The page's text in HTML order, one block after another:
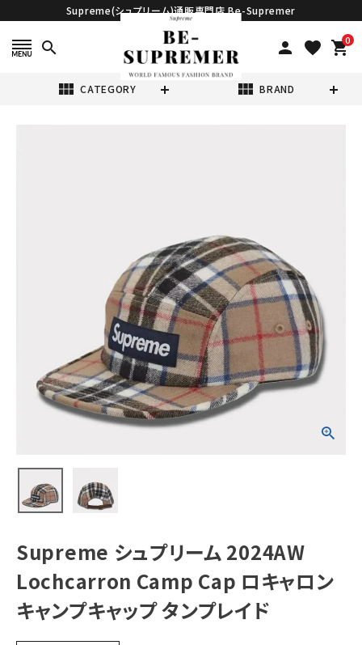
Supreme(シュプリーム)通販専門店 Be-Supremer
search person favorite 0
shopping_cart
view_module CATEGORY view_module BRAND
ャロンキャンプキ
NEW ITEMS
Tシャツ・ロングスリーブ
パーカー・トレーナー
キャップ・ハット
ニット帽・ビーニー
Supreme シュプリーム 2024AW
Lochcarron Camp Cap ロキャロン
キャンプキャップ タンプレイド